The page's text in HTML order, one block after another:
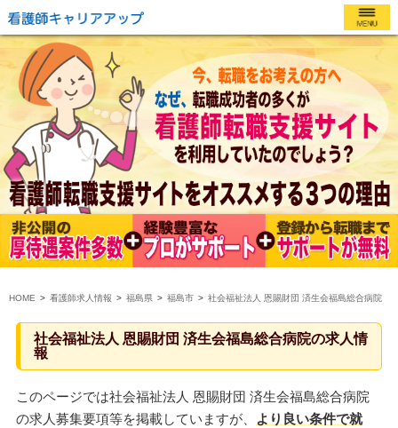
HOME 看護師求人情報 福島県 福島市 社会福祉法人 恩賜財団 済生会福島総合病院
社会福祉法人 恩賜財団 済生会福島総合病院の求人情
報
このページでは社会福祉法人 恩賜財団 済生会福島総合病院
の求人募集要項等を掲載していますが、
より良い条件で就